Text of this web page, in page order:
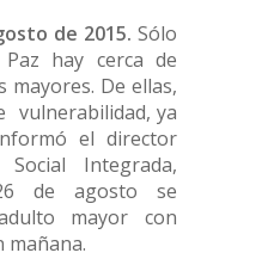
de 2015. Sólo
hay cerca de
mayores. De ellas,
vulnerabilidad, ya
el director
Integrada,
de agosto se
mayor con
mañana.